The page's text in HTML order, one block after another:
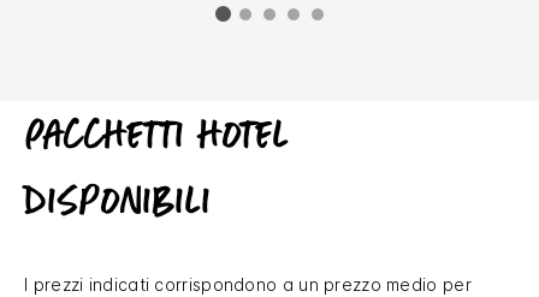
Pacchetti hotel
disponibili
I prezzi indicati corrispondono a un prezzo medio per